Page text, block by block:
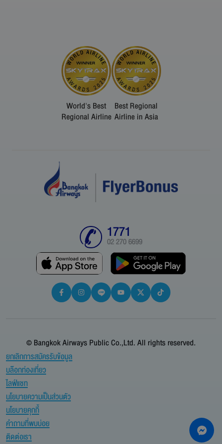
World's Best
Regional Airline
Best Regional
Airline in Asia
1771
02 270 6699
© Bangkok Airways Public Co.,Ltd. All rights reserved.
ยกเลิกการสมัครรับข้อมูล
บล๊อกท่องเที่ยว
ไลฟ์แชท
นโยบายความเป็นส่วนตัว
นโยบายคุกกี้
คำถามที่พบบ่อย
ติดต่อเรา